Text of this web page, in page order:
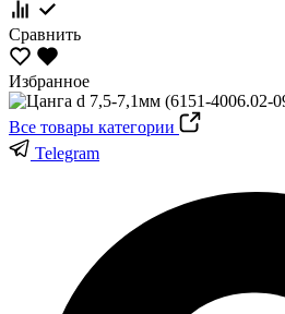
Сравнить
Избранное
Все товары категории
Telegram